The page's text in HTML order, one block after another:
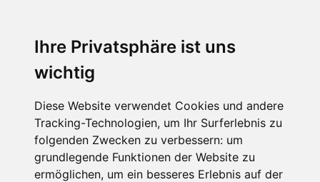
Ihre Privatsphäre ist uns
wichtig
Diese Website verwendet Cookies und andere
Tracking-Technologien, um Ihr Surferlebnis zu
folgenden Zwecken zu verbessern: um
grundlegende Funktionen der Website zu
ermöglichen, um ein besseres Erlebnis auf der